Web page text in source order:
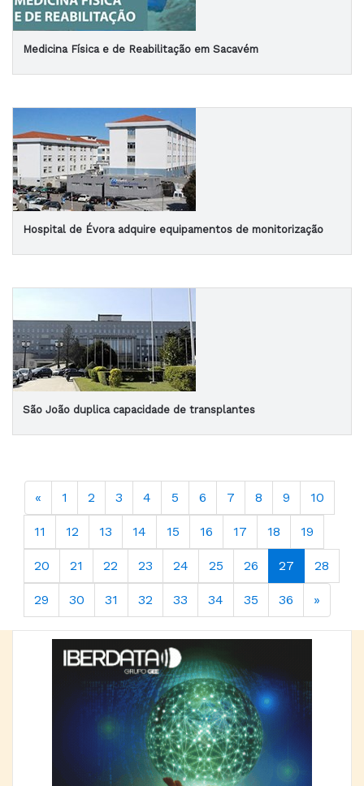
Medicina Física e de Reabilitação em Sacavém
Hospital de Évora adquire equipamentos de monitorização
São João duplica capacidade de transplantes
« 1 2 3 4 5 6 7 8 9 10
11 12 13 14 15 16 17 18 19
20 21 22 23 24 25 26 27 28
29 30 31 32 33 34 35 36 »